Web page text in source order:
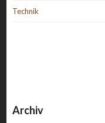
Technik
Archiv